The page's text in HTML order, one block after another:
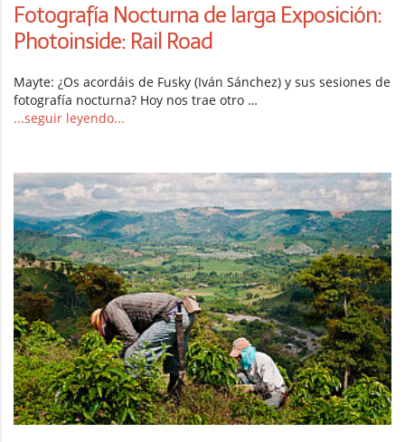
Fotografía Nocturna de larga Exposición:
Photoinside: Rail Road
Mayte: ¿Os acordáis de Fusky (Iván Sánchez) y sus sesiones de
fotografía nocturna? Hoy nos trae otro …
...seguir leyendo...